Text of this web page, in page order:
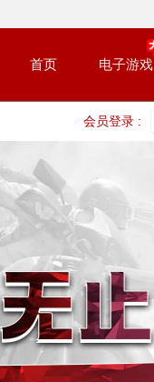
首页 电子游戏
会员登录 :